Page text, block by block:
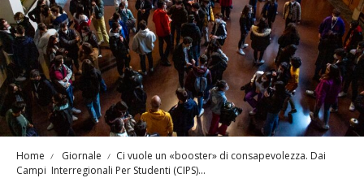
Home Giornale
Ci vuole un «booster» di consapevolezza. Dai
Campi Interregionali Per Studenti (CIPS)...